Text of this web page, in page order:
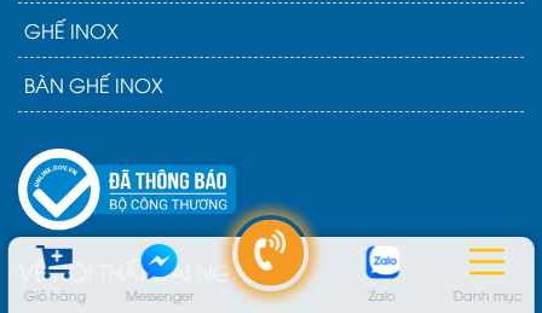
Giỏ hàng Messenger Zalo Danh mục
GHẾ INOX
BÀN GHẾ INOX
VỀ NỘI THẤT ĐẠI NGÂN